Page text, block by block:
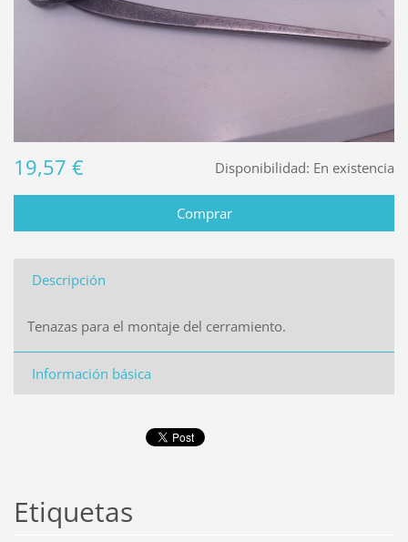
Disponibilidad: En existencia
19,57 €
Descripción
Tenazas para el montaje del cerramiento.
Información básica
Etiquetas